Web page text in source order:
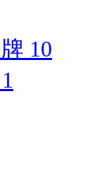
10
1